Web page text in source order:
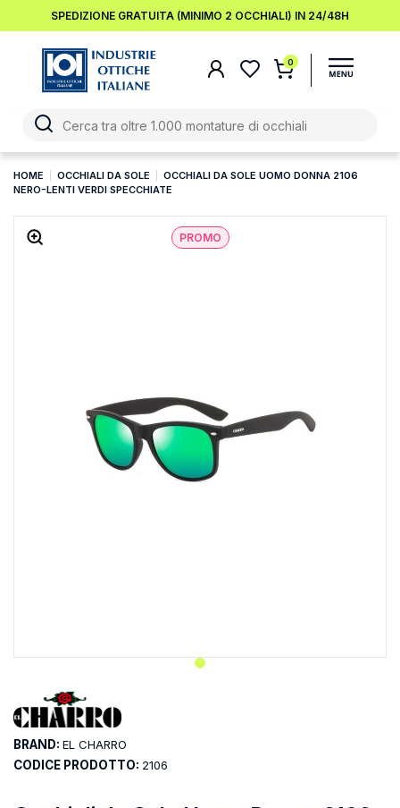
SPEDIZIONE GRATUITA (MINIMO 2 OCCHIALI) IN 24/48H
0
HOME OCCHIALI DA SOLE
OCCHIALI DA SOLE UOMO DONNA 2106
NERO-LENTI VERDI SPECCHIATE
PROMO
BRAND: EL CHARRO
CODICE PRODOTTO: 2106